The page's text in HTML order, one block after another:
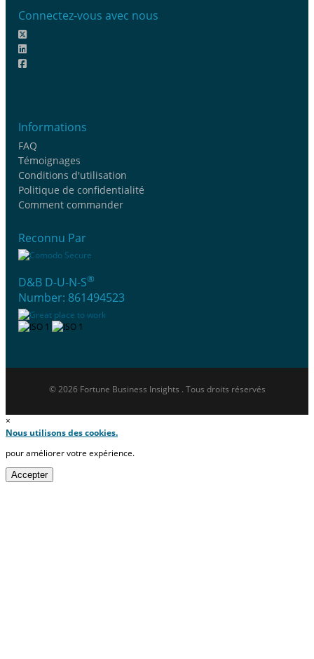
Connectez-vous avec nous
Informations
FAQ
Témoignages
Conditions d'utilisation
Politique de confidentialité
Comment commander
Reconnu Par
D&B D-U-N-S®
Number: 861494523
© 2026 Fortune Business Insights . Tous droits réservés
×
Nous utilisons des cookies.
pour améliorer votre expérience.
Accepter